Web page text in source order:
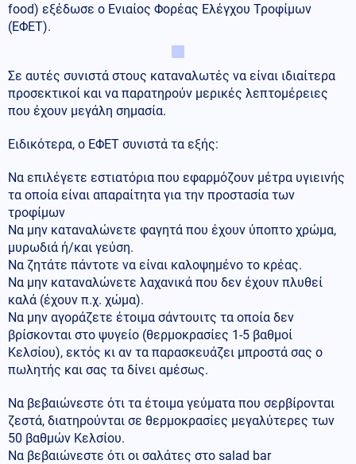
food) εξέδωσε ο Ενιαίος Φορέας Ελέγχου Τροφίμων
(ΕΦΕΤ).
Σε αυτές συνιστά στους καταναλωτές να είναι ιδιαίτερα
προσεκτικοί και να παρατηρούν μερικές λεπτομέρειες
που έχουν μεγάλη σημασία.
Ειδικότερα, ο ΕΦΕΤ συνιστά τα εξής:
Να επιλέγετε εστιατόρια που εφαρμόζουν μέτρα υγιεινής
τα οποία είναι απαραίτητα για την προστασία των
τροφίμων
Να μην καταναλώνετε φαγητά που έχουν ύποπτο χρώμα,
μυρωδιά ή/και γεύση.
Να ζητάτε πάντοτε να είναι καλοψημένο το κρέας.
Να μην καταναλώνετε λαχανικά που δεν έχουν πλυθεί
καλά (έχουν π.χ. χώμα).
Να μην αγοράζετε έτοιμα σάντουιτς τα οποία δεν
βρίσκονται στο ψυγείο (θερμοκρασίες 1-5 βαθμοί
Κελσίου), εκτός κι αν τα παρασκευάζει μπροστά σας ο
πωλητής και σας τα δίνει αμέσως.
Να βεβαιώνεστε ότι τα έτοιμα γεύματα που σερβίρονται
ζεστά, διατηρούνται σε θερμοκρασίες μεγαλύτερες των
50 βαθμών Κελσίου.
Να βεβαιώνεστε ότι οι σαλάτες στο salad bar